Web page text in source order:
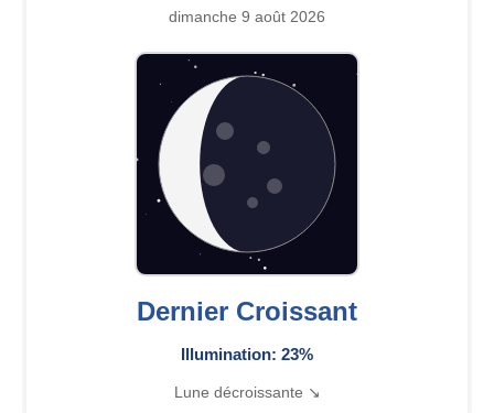
dimanche 9 août 2026
Dernier Croissant
Illumination: 23%
Lune décroissante ↘